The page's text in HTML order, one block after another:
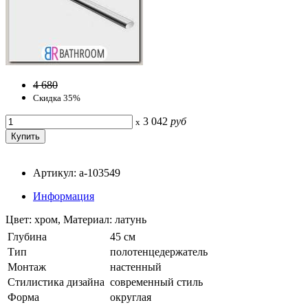
4 680
Скидка 35%
x 3 042 руб
Артикул: a-103549
Информация
Цвет: хром, Материал: латунь
Глубина
45 см
Тип
полотенцедержатель
Монтаж
настенный
Стилистика дизайна современный стиль
Форма
округлая